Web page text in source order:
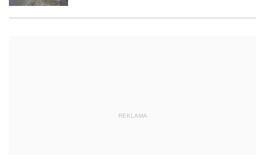
REKLAMA